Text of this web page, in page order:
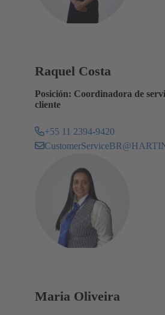
Raquel Costa
Posición: Coordinadora de
cliente
+55 11 2394-9420
Maria Oliveira